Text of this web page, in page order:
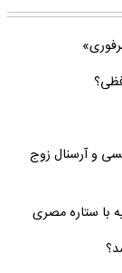
و آرسنال زوج
با ستاره مصری